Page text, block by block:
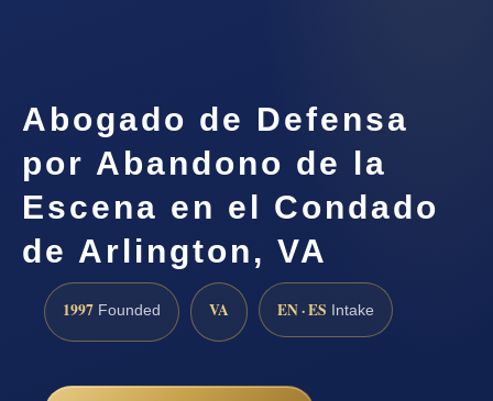
Abogado de Defensa
por Abandono de la
Escena en el Condado
de Arlington, VA
1997 Founded VA EN · ES Intake